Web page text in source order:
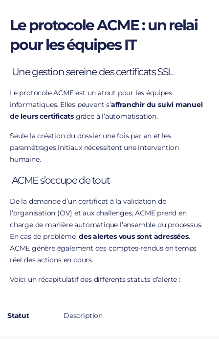
Le protocole ACME : un relai
pour les équipes IT
Une gestion sereine des certificats SSL
Le protocole ACME est un atout pour les équipes
informatiques. Elles peuvent s’affranchir du suivi manuel
de leurs certificats grâce à l’automatisation.
Seule la création du dossier une fois par an et les
paramétrages initiaux nécessitent une intervention
humaine.
ACME s’occupe de tout
De la demande d’un certificat à la validation de
l’organisation (OV) et aux challenges, ACME prend en
charge de manière automatique l’ensemble du processus.
En cas de problème,des alertes vous sont adressées.
ACME génère également des comptes-rendus en temps
réel des actions en cours.
Voici un récapitulatif des différents statuts d’alerte :
Statut Description